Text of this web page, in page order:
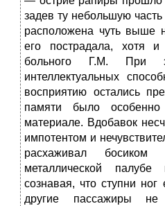
задев ту небольшую
расположена чуть выше
его пострадала, хотя
больного Г.М. При
интеллектуальных
восприятию остались
памяти было
материале. Вдобавок
импотентом и
расхаживал
металлической палубе
сознавая, что ступни ног
другие пассажиры